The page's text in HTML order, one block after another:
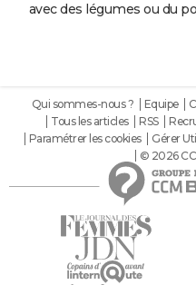
avec des légumes ou du
Qui sommes-nous ? Equipe
Tous les articles
RSS
Paramétrer les cookies
Gérer
© 2026